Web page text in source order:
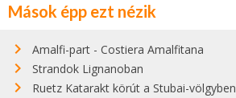
Mások épp ezt nézik
Amalfi-part - Costiera Amalfitana
Strandok Lignanoban
Ruetz Katarakt körút a Stubai-völgyben